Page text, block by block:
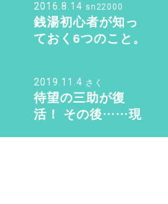
編
2016.8.14 sn22000
銭湯初心者が知っ
ておく6つのこと。
す！
2019.11.4 さく
待望の三助が復
活！ その後……現